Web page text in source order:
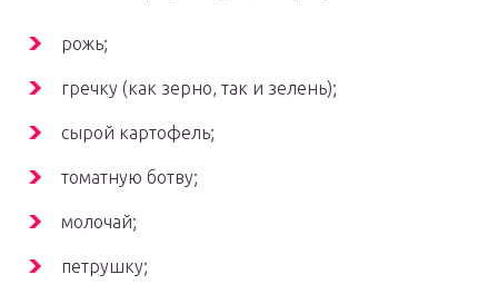
рожь;
гречку (как зерно, так и зелень);
сырой картофель;
томатную ботву;
молочай;
петрушку;